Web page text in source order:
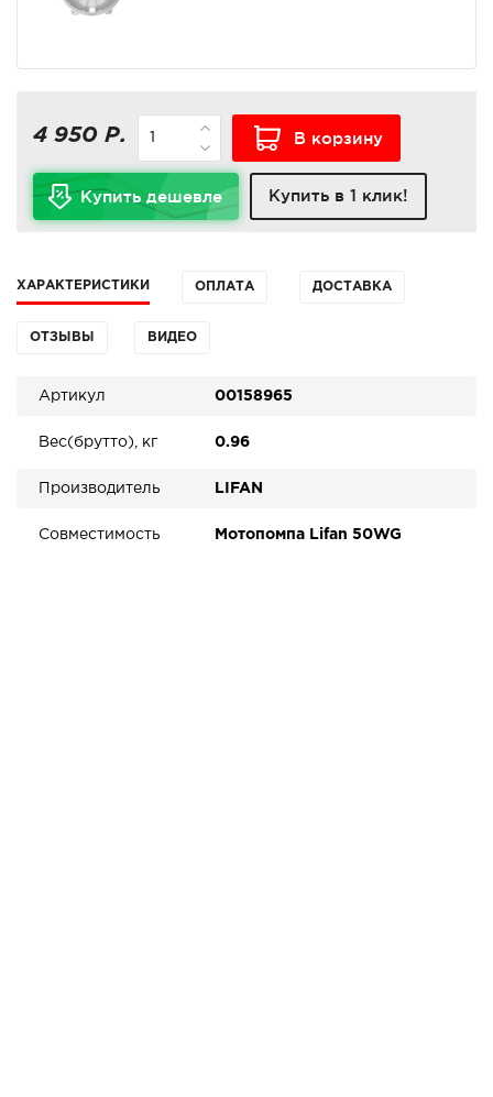
4 950 Р. В корзину
Купить дешевле Купить в 1 клик!
ХАРАКТЕРИСТИКИ ОПЛАТА ДОСТАВКА
ОТЗЫВЫ ВИДЕО
Артикул 00158965
Вес(брутто), кг 0.96
Производитель LIFAN
Совместимость Мотопомпа Lifan 50WG